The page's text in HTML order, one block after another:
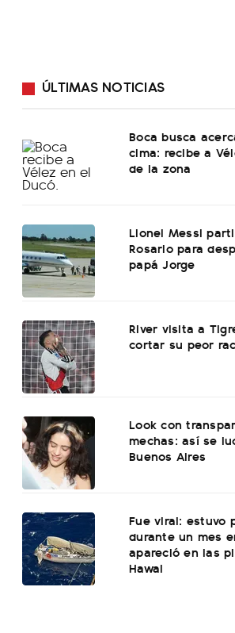
ÚLTIMAS NOTICIAS
Boca busca
cima: recibe a
de la zona
Lionel Messi
Rosario para
papá Jorge
River visita a
cortar su peor
Look con
mechas: así se
Buenos Aires
Fue viral: estuvo
durante un mes
apareció en las
Hawai